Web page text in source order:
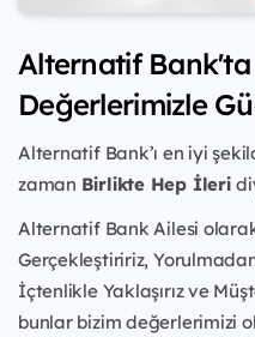
Alternatif Bank'ta
Değerlerimizle
Alternatif Bank’ı en iyi
zaman Birlikte Hep İleri
Alternatif Bank Ailesi
Gerçekleştiririz, Yorulmadan
İçtenlikle Yaklaşırız ve
bunlar bizim değerlerimizi